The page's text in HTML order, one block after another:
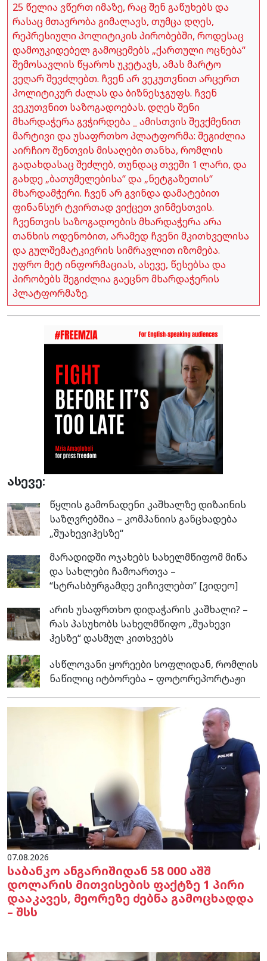
25 წელია ვწერთ იმაზე, რაც შენ გაწუხებს და
რასაც მთავრობა გიმალავს, თუმცა დღეს,
რეპრესიული პოლიტიკის პირობებში, როდესაც
დამოუკიდებელ გამოცემებს „ქართული ოცნება“
შემოსავლის წყაროს უკეტავს, ამას მარტო
ვეღარ შევძლებთ. ჩვენ არ ვეკუთვნით არცერთ
პოლიტიკურ ძალას და ბიზნესჯგუფს. ჩვენ
ვეკუთვნით საზოგადოებას. დღეს შენი
მხარდაჭერა გვჭირდება _ ამისთვის შევქმენით
მარტივი და უსაფრთხო პლატფორმა: შეგიძლია
აირჩიო შენთვის მისაღები თანხა, რომლის
გადახდასაც შეძლებ, თუნდაც თვეში 1 ლარი, და
გახდე „ბათუმელებისა“ და „ნეტგაზეთის“
მხარდამჭერი. ჩვენ არ გვინდა დამატებით
ფინანსურ ტვირთად ვიქცეთ ვინმესთვის.
ჩვენთვის საზოგადოების მხარდაჭერა არა
თანხის ოდენობით, არამედ ჩვენი მკითხველისა
და გულშემატკივრის სიმრავლით იზომება.
უფრო მეტ ინფორმაციას, ასევე, წესებსა და
პირობებს შეგიძლია გაეცნო მხარდაჭერის
პლატფორმაზე.
ასევე:
წყლის გამონადენი კაშხალზე დიზაინის
საზღვრებშია – კომპანიის განცხადება
„შუახევიჰესზე“
მარადიდში ოჯახებს სახელმწიფომ მიწა
და სახლები ჩამოართვა –
“სტრასბურგამდე ვიჩივლებთ” [ვიდეო]
არის უსაფრთხო დიდაჭარის კაშხალი? –
რას პასუხობს სახელმწიფო „შუახევი
ჰესზე“ დასმულ კითხვებს
ასწლოვანი ყორეები სოფლიდან, რომლის
ნაწილიც იტბორება – ფოტორეპორტაჟი
07.08.2026
საბანკო ანგარიშიდან 58 000 აშშ
დოლარის მითვისების ფაქტზე 1 პირი
დააკავეს, მეორეზე ძებნა გამოცხადდა
– შსს